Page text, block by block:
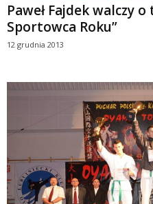
Paweł Fajdek walczy
Sportowca Roku”
12 grudnia 2013